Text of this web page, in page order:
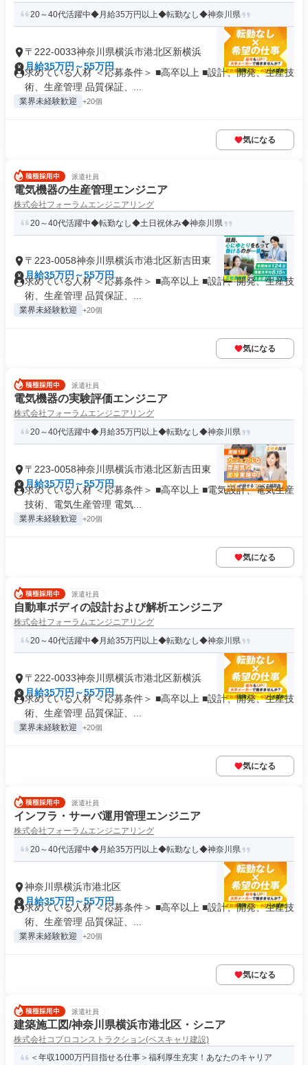
20～40代活躍中◆月給35万円以上◆転勤なし◆神奈川県
〒222-0033神奈川県横浜市港北区新横浜
月給35万円～55万円
求めている人材 ＜応募条件＞ ■高卒以上 ■設計、開発、生産技
術、生産管理 品質保証、...
業界未経験歓迎 +20個
気になる
派遣社員
電気機器の生産管理エンジニア
株式会社フォーラムエンジニアリング
20～40代活躍中◆転勤なし◆土日祝休み◆神奈川県
〒223-0058神奈川県横浜市港北区新吉田東
月給35万円～55万円
求めている人材 ＜応募条件＞ ■高卒以上 ■設計、開発、生産技
術、生産管理 品質保証、...
業界未経験歓迎 +20個
気になる
派遣社員
電気機器の実験評価エンジニア
株式会社フォーラムエンジニアリング
20～40代活躍中◆月給35万円以上◆転勤なし◆神奈川県
〒223-0058神奈川県横浜市港北区新吉田東
月給35万円～55万円
求めている人材 ＜応募条件＞ ■高卒以上 ■電気設計、電気生産
技術、電気生産管理 電気...
業界未経験歓迎 +20個
気になる
派遣社員
自動車ボディの設計および解析エンジニア
株式会社フォーラムエンジニアリング
20～40代活躍中◆月給35万円以上◆転勤なし◆神奈川県
〒222-0033神奈川県横浜市港北区新横浜
月給35万円～55万円
求めている人材 ＜応募条件＞ ■高卒以上 ■設計、開発、生産技
術、生産管理 品質保証、...
業界未経験歓迎 +20個
気になる
派遣社員
インフラ・サーバ運用管理エンジニア
株式会社フォーラムエンジニアリング
20～40代活躍中◆月給35万円以上◆転勤なし◆神奈川県
神奈川県横浜市港北区
月給35万円～55万円
求めている人材 ＜応募条件＞ ■高卒以上 ■設計、開発、生産技
術、生産管理 品質保証、...
業界未経験歓迎 +20個
気になる
派遣社員
建築施工図/神奈川県横浜市港北区・シニア
株式会社コプロコンストラクション(ベスキャリ建設)
＜年収1000万円目指せる仕事＞福利厚生充実！あなたのキャリア